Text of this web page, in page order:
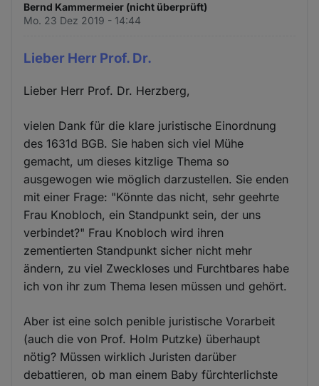
Bernd Kammermeier (nicht überprüft)
Mo. 23 Dez 2019 - 14:44
Lieber Herr Prof. Dr.
Lieber Herr Prof. Dr. Herzberg,
vielen Dank für die klare juristische Einordnung
des 1631d BGB. Sie haben sich viel Mühe
gemacht, um dieses kitzlige Thema so
ausgewogen wie möglich darzustellen. Sie enden
mit einer Frage: "Könnte das nicht, sehr geehrte
Frau Knobloch, ein Standpunkt sein, der uns
verbindet?" Frau Knobloch wird ihren
zementierten Standpunkt sicher nicht mehr
ändern, zu viel Zweckloses und Furchtbares habe
ich von ihr zum Thema lesen müssen und gehört.
Aber ist eine solch penible juristische Vorarbeit
(auch die von Prof. Holm Putzke) überhaupt
nötig? Müssen wirklich Juristen darüber
debattieren, ob man einem Baby fürchterlichste